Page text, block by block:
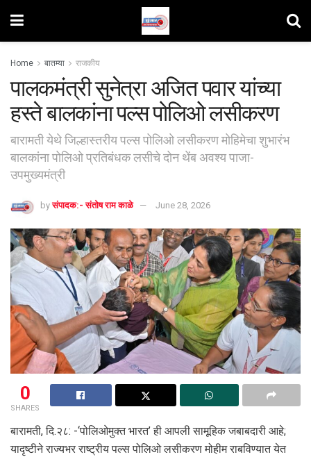
Home बातम्या राजकीय
पालकमंत्री सुनेत्रा अजित पवार यांच्या
हस्ते बालकांना पल्स पोलिओ लसीकरण
बारामती येथे जिल्हास्तरीय पल्स पोलिओ लसीकरण मोहिमेचा शुभारंभ
बालकांना पोलिओ प्रतिबंधक लसीचे दोन थेंब अवश्य पाजा-
उपमुख्यमंत्री
by संपादक:- संतोष राम काळे June 28, 2026
0
SHARES
बारामती, दि.२८: -‘पोलिओमुक्त भारत’ ही आपली सामूहिक जबाबदारी आहे;
यादृष्टीने राज्यभर राष्ट्रीय पल्स पोलिओ लसीकरण मोहीम राबविण्यात येत